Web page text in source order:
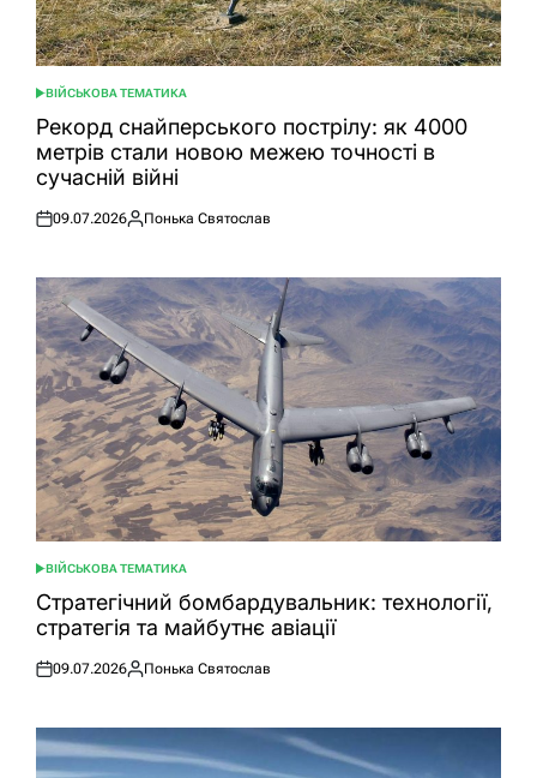
ОПУБЛІКУВАТИ
У
ВІЙСЬКОВА ТЕМАТИКА
Рекорд снайперського пострілу: як 4000
метрів стали новою межею точності в
сучасній війні
Оприлюднено
09.07.2026
Опубліковано
Понька Святослав
ОПУБЛІКУВАТИ
У
ВІЙСЬКОВА ТЕМАТИКА
Стратегічний бомбардувальник: технології,
стратегія та майбутнє авіації
Оприлюднено
09.07.2026
Опубліковано
Понька Святослав